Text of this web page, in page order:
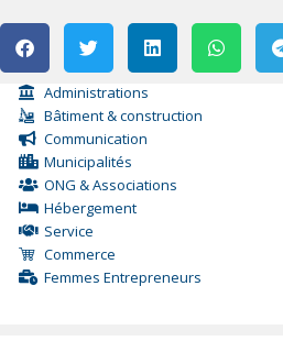
Administrations
Bâtiment & construction
Communication
Municipalités
ONG & Associations
Hébergement
Service
Commerce
Femmes Entrepreneurs